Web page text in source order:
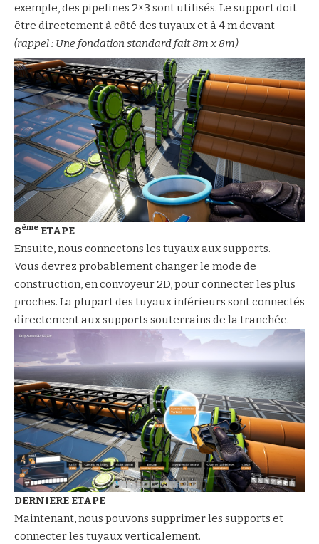
exemple, des pipelines 2×3 sont utilisés. Le support doit
être directement à côté des tuyaux et à 4 m devant
(rappel : Une fondation standard fait 8m x 8m)
8ème ETAPE
Ensuite, nous connectons les tuyaux aux supports.
Vous devrez probablement changer le mode de
construction, en convoyeur 2D, pour connecter les plus
proches. La plupart des tuyaux inférieurs sont connectés
directement aux supports souterrains de la tranchée.
DERNIERE ETAPE
Maintenant, nous pouvons supprimer les supports et
connecter les tuyaux verticalement.